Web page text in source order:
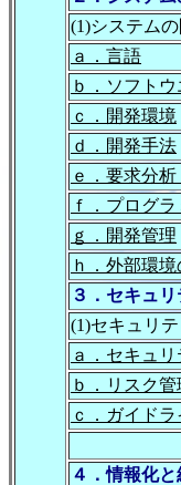
(1)システム
ａ．言語
ｂ．ソフト
ｃ．開発環境
ｄ．開発手法
ｅ．要求分
ｆ．プログ
ｇ．開発管理
ｈ．外部環境
３．セキュ
(1)セキュリテ
ａ．セキュ
ｂ．リスク管
ｃ．ガイドラ
４．情報化と